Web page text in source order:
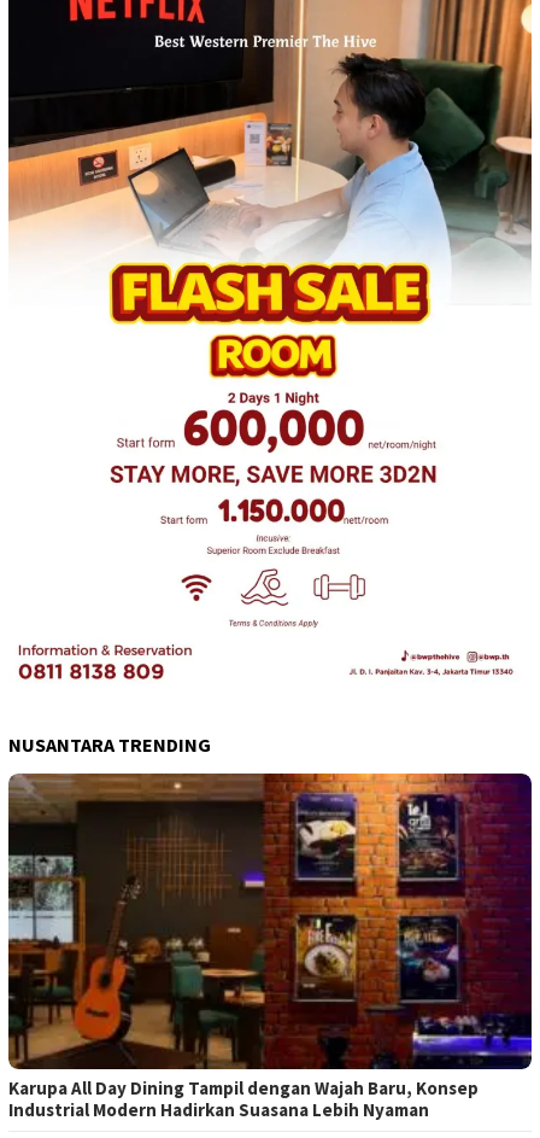
NUSANTARA TRENDING
Karupa All Day Dining Tampil dengan Wajah Baru, Konsep
Industrial Modern Hadirkan Suasana Lebih Nyaman